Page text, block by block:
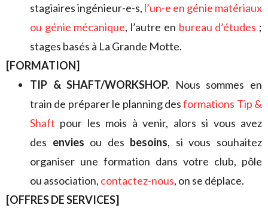
stagiaires ingénieur-e-s, l’un-e en génie matériaux
ou génie mécanique, l’autre en bureau d’études ;
stages basés à La Grande Motte.
[FORMATION]
TIP & SHAFT/WORKSHOP. Nous sommes en
train de préparer le planning desformations Tip &
Shaft pour les mois à venir, alors si vous avez
des envies ou des besoins, si vous souhaitez
organiser une formation dans votre club, pôle
ou association, contactez-nous, on se déplace.
[OFFRES DE SERVICES]